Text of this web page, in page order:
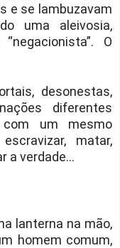
e se lambuzavam
uma aleivosia,
O
desonestas,
diferentes
um mesmo
matar,
a verdade...
lanterna na mão,
homem comum,